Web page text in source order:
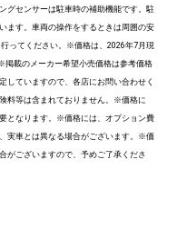
グセンサーは駐車時の補助機能です。駐
ます。車両の操作をするときは周囲の安
ってください。 ※価格は、2026年7月現
掲載のメーカー希望小売価格は参考価格
していますので、各店にお問い合わせく
料等は含まれておりません。※価格に
となります。※価格には、オプション費
実車とは異なる場合がございます。※価
がございますので、予めご了承くださ